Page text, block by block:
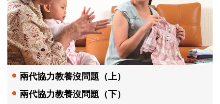
兩代協力教養沒問題（上）
兩代協力教養沒問題（下）